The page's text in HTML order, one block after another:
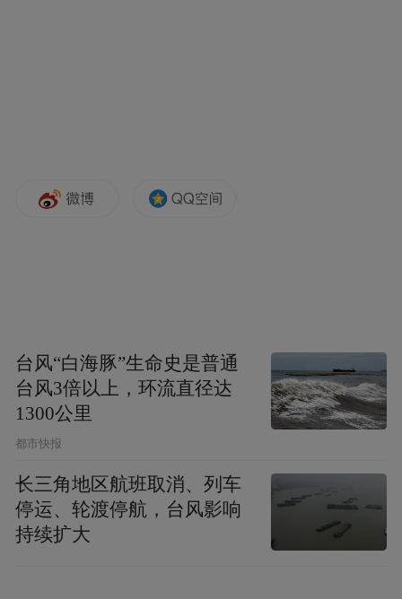
台风“白海豚”生命史是普通
台风3倍以上，环流直径达
1300公里
都市快报
长三角地区航班取消、列车
停运、轮渡停航，台风影响
持续扩大